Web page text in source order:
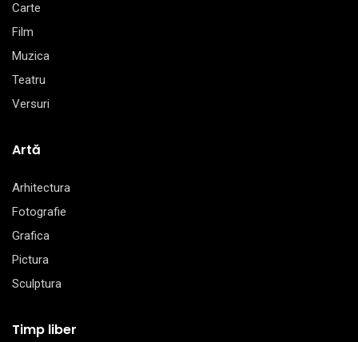
Carte
Film
Muzica
Teatru
Versuri
Artă
Arhitectura
Fotografie
Grafica
Pictura
Sculptura
Timp liber